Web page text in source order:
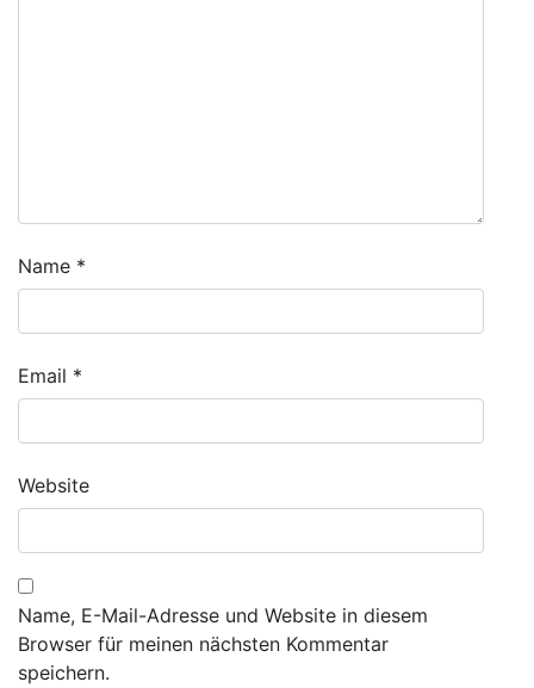
Name *
Email *
Website
Name, E-Mail-Adresse und Website in diesem
Browser für meinen nächsten Kommentar
speichern.